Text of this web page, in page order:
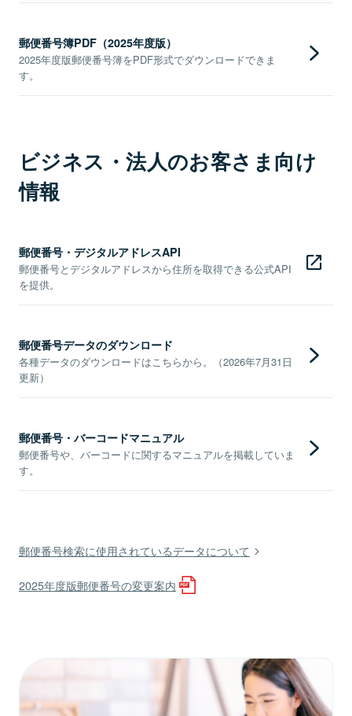
郵便番号簿PDF（2025年度版）
2025年度版郵便番号簿をPDF形式でダウンロードできま
す。
ビジネス・法人のお客さま向け
情報
郵便番号・デジタルアドレスAPI
郵便番号とデジタルアドレスから住所を取得できる公式API
を提供。
郵便番号データのダウンロード
各種データのダウンロードはこちらから。（2026年7月31日
更新）
郵便番号・バーコードマニュアル
郵便番号や、バーコードに関するマニュアルを掲載していま
す。
郵便番号検索に使用されているデータについて
2025年度版郵便番号の変更案内